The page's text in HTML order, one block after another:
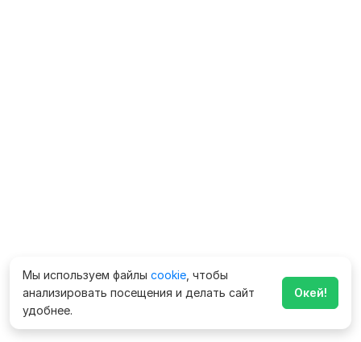
Мы используем файлы cookie , чтобы
анализировать посещения и делать сайт
удобнее.
Окей!